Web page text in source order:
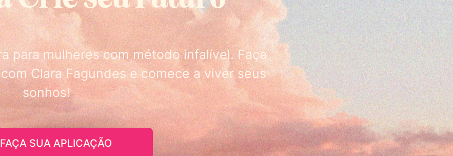
para mulheres com método infalível. Faça
Clara Fagundes e comece a viver seus
sonhos!
FAÇA SUA APLICAÇÃO